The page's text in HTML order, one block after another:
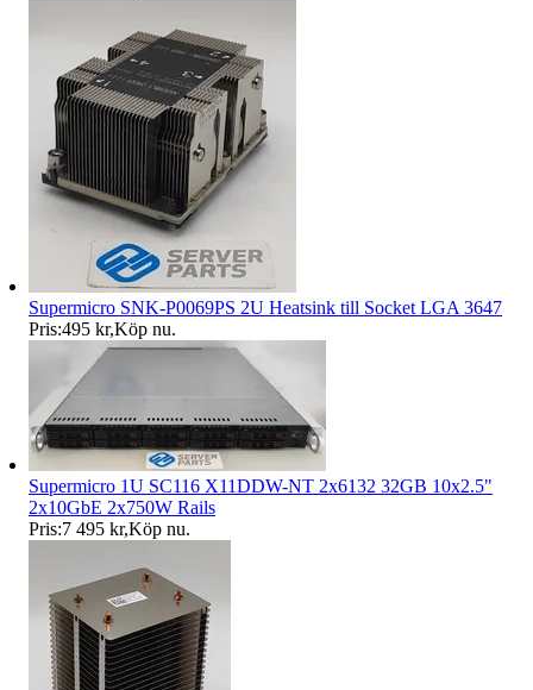
Supermicro SNK-P0069PS 2U Heatsink till Socket LGA 3647
Pris:495 kr,Köp nu.
Supermicro 1U SC116 X11DDW-NT 2x6132 32GB 10x2.5"
2x10GbE 2x750W Rails
Pris:7 495 kr,Köp nu.